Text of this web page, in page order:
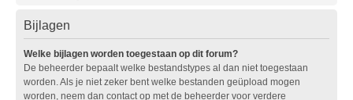
Bijlagen
Welke bijlagen worden toegestaan op dit forum?
De beheerder bepaalt welke bestandstypes al dan niet toegestaan
worden. Als je niet zeker bent welke bestanden geüpload mogen
worden, neem dan contact op met de beheerder voor verdere